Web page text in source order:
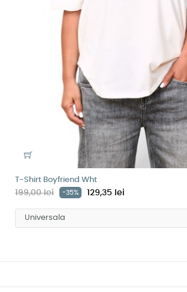
T-Shirt Boyfriend Wht
199,00 lei -35% 129,35 lei